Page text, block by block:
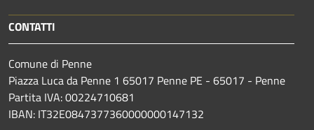
CONTATTI
Comune di Penne
Piazza Luca da Penne 1 65017 Penne PE - 65017 - Penne
Partita IVA: 00224710681
IBAN: IT32E0847377360000000147132